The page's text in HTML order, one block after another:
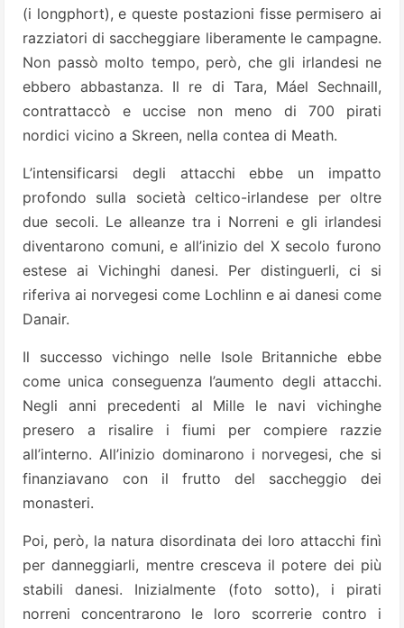
(i longphort), e queste postazioni fisse permisero ai
razziatori di saccheggiare liberamente le campagne.
Non passò molto tempo, però, che gli irlandesi ne
ebbero abbastanza. Il re di Tara, Máel Sechnaill,
contrattaccò e uccise non meno di 700 pirati
nordici vicino a Skreen, nella contea di Meath.
L’intensificarsi degli attacchi ebbe un impatto
profondo sulla società celtico-irlandese per oltre
due secoli. Le alleanze tra i Norreni e gli irlandesi
diventarono comuni, e all’inizio del X secolo furono
estese ai Vichinghi danesi. Per distinguerli, ci si
riferiva ai norvegesi come Lochlinn e ai danesi come
Danair.
Il successo vichingo nelle Isole Britanniche ebbe
come unica conseguenza l’aumento degli attacchi.
Negli anni precedenti al Mille le navi vichinghe
presero a risalire i fiumi per compiere razzie
all’interno. All’inizio dominarono i norvegesi, che si
finanziavano con il frutto del saccheggio dei
monasteri.
Poi, però, la natura disordinata dei loro attacchi finì
per danneggiarli, mentre cresceva il potere dei più
stabili danesi. Inizialmente (foto sotto), i pirati
norreni concentrarono le loro scorrerie contro i